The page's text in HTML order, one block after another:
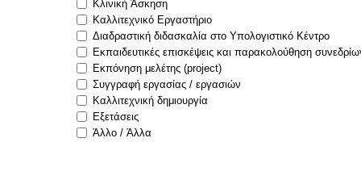
Κλινική Άσκηση
Καλλιτεχνικό Εργαστήριο
Διαδραστική διδασκαλία στο Υπολογιστικό Κέντρο
Εκπαιδευτικές επισκέψεις και παρακολούθηση
Εκπόνηση μελέτης (project)
Συγγραφή εργασίας / εργασιών
Καλλιτεχνική δημιουργία
Εξετάσεις
Άλλο / Άλλα